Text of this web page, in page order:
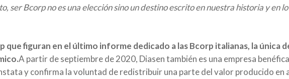
ser Bcorp no es una elección sino un destino escrito en nuestra historia y en lo
que figuran en el último informe dedicado a las Bcorp italianas, la
A partir de septiembre de 2020, Diasen también es una empresa
y confirma la voluntad de redistribuir una parte del valor producido